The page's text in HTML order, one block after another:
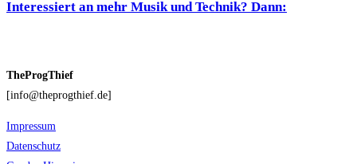
Interessiert an mehr Musik und Technik? Dann:
TheProgThief
[info@theprogthief.de]
Impressum
Datenschutz